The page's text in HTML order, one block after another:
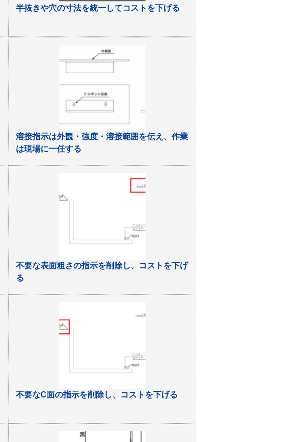
半抜きや穴の寸法を統一してコストを下げる
溶接指示は外観・強度・溶接範囲を伝え、作業
は現場に一任する
不要な表面粗さの指示を削除し、コストを下げ
る
不要なC面の指示を削除し、コストを下げる